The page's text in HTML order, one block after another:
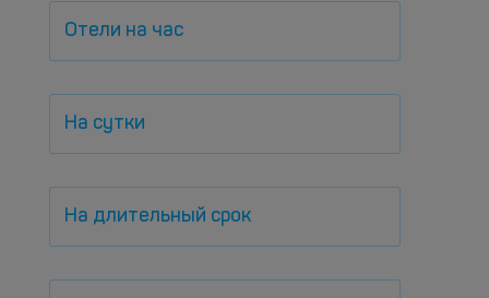
Отели на час
На сутки
На длительный срок